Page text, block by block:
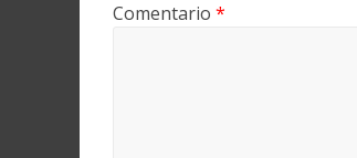
Comentario *